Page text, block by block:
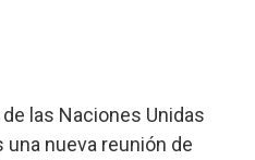
las Naciones Unidas
nueva reunión de